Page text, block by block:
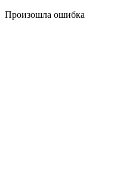
Произошла ошибка